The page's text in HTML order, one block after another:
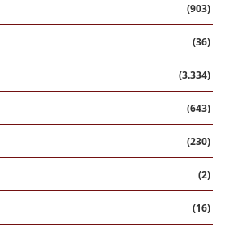
(903)
(36)
(3.334)
(643)
(230)
(2)
(16)